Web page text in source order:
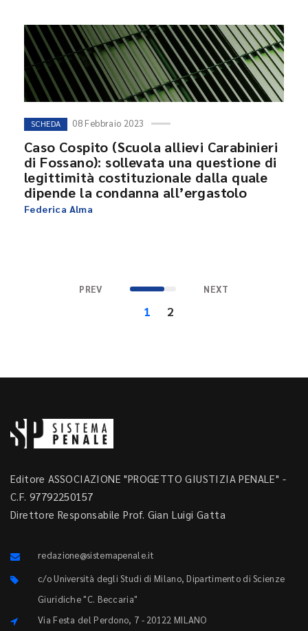
SCHEDA 08 Febbraio 2023
Caso Cospito (Scuola allievi Carabinieri
di Fossano): sollevata una questione di
legittimità costituzionale dalla quale
dipende la condanna all’ergastolo
Federica Alma
PREV
1 2
NEXT
Editore ASSOCIAZIONE "PROGETTO GIUSTIZIA PENALE" -
C.F. 97792250157
Direttore Responsabile Prof. Gian Luigi Gatta
redazione@sistemapenale.it
c/o Università degli Studi di Milano, Dipartimento di Scienze
Giuridiche "C. Beccaria"
Via Festa del Perdono, 7 - 20122 MILANO